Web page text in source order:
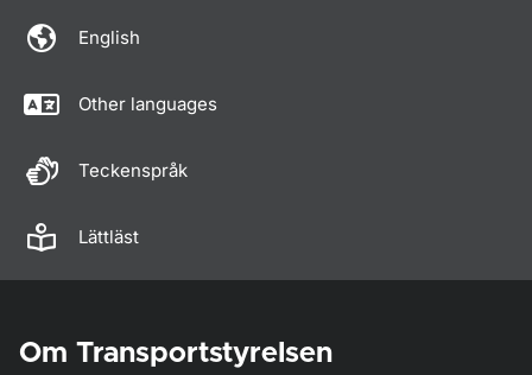
English
Other languages
Teckenspråk
Lättläst
Om Transportstyrelsen